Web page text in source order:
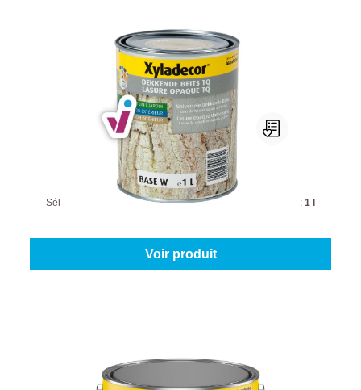
Xyladecor Lasure Opaque Tq
Sélectionnez votre couleur:Teintes à mélanger Contenu: 1 l
Voir produit